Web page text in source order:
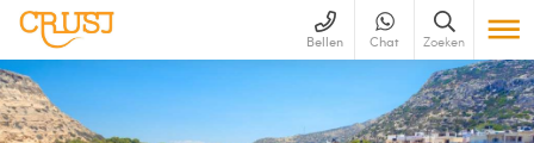
Bellen Chat Zoeken